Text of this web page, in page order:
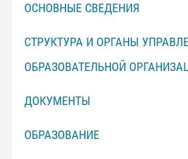
ОСНОВНЫЕ СВЕДЕНИЯ
СТРУКТУРА И ОРГАНЫ
ОБРАЗОВАТЕЛЬНОЙ
ДОКУМЕНТЫ
ОБРАЗОВАНИЕ